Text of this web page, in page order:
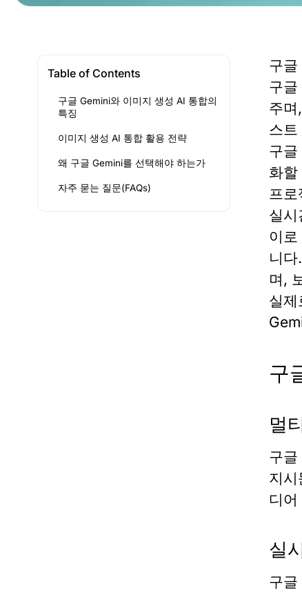
Table of Contents
구글 Gemini와 이미지 생성 AI 통합의
특징
이미지 생성 AI 통합 활용 전략
왜 구글 Gemini를 선택해야 하는가
자주 묻는 질문(FAQs)
구글
구글
주며
스트
구글
화할
프
실시
이로
니다.
며,
실제
구
멀
구글
지시
디어
실
구글